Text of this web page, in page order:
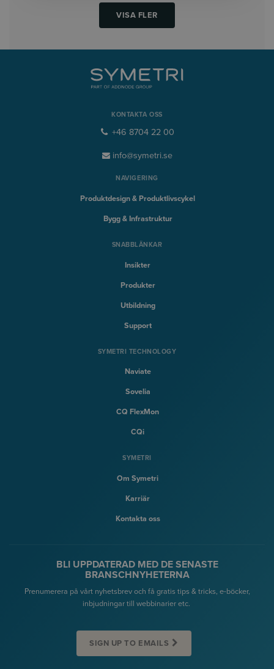
VISA FLER
KONTAKTA OSS
+46 8704 22 00
info@symetri.se
NAVIGERING
Produktdesign & Produktlivscykel
Bygg & Infrastruktur
SNABBLÄNKAR
Insikter
Produkter
Utbildning
Support
SYMETRI TECHNOLOGY
Naviate
Sovelia
CQ FlexMon
CQi
SYMETRI
Om Symetri
Karriär
Kontakta oss
BLI UPPDATERAD MED DE SENASTE
BRANSCHNYHETERNA
Prenumerera på vårt nyhetsbrev och få gratis tips & tricks, e-böcker,
inbjudningar till webbinarier etc.
SIGN UP TO EMAILS